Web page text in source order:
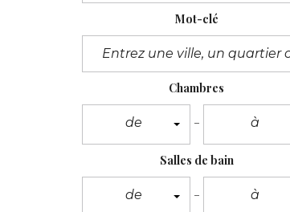
Mot-clé
Chambres
de à
Salles de bain
de à